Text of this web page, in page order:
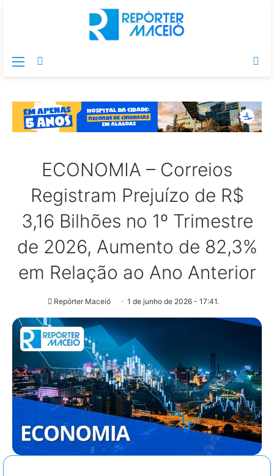
Menu
ECONOMIA – Correios
Registram Prejuízo de R$
3,16 Bilhões no 1º Trimestre
de 2026, Aumento de 82,3%
em Relação ao Ano Anterior
Repórter Maceió 1 de junho de 2026 - 17:41.